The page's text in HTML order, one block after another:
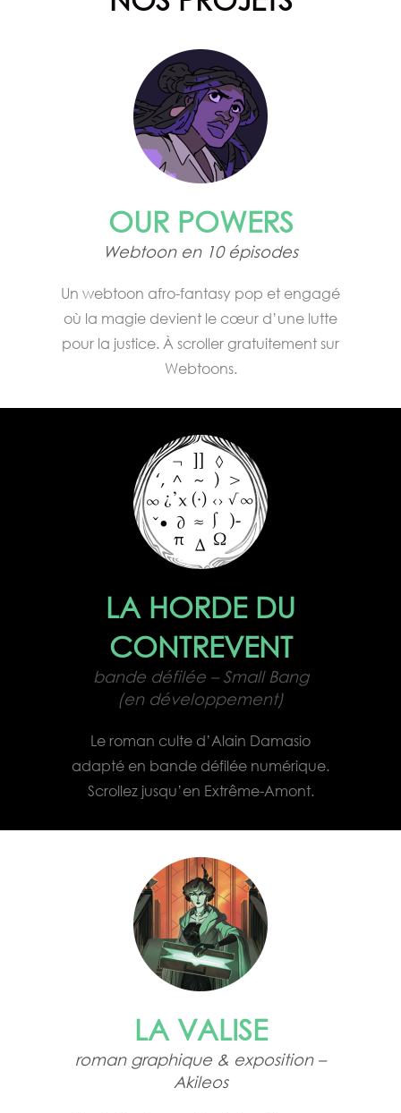
OUR POWERS
Webtoon en 10 épisodes
Un webtoon afro-fantasy pop et engagé
où la magie devient le cœur d’une lutte
pour la justice. À scroller gratuitement sur
Webtoons.
LA HORDE DU
CONTREVENT
bande défilée – Small Bang
(en développement)
Le roman culte d’Alain Damasio
adapté en bande défilée numérique.
Scrollez jusqu’en Extrême-Amont.
LA VALISE
roman graphique & exposition –
Akileos